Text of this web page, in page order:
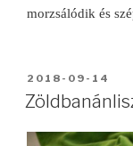
morzsálódik és
BEKÜLDVE:
2018-09-14